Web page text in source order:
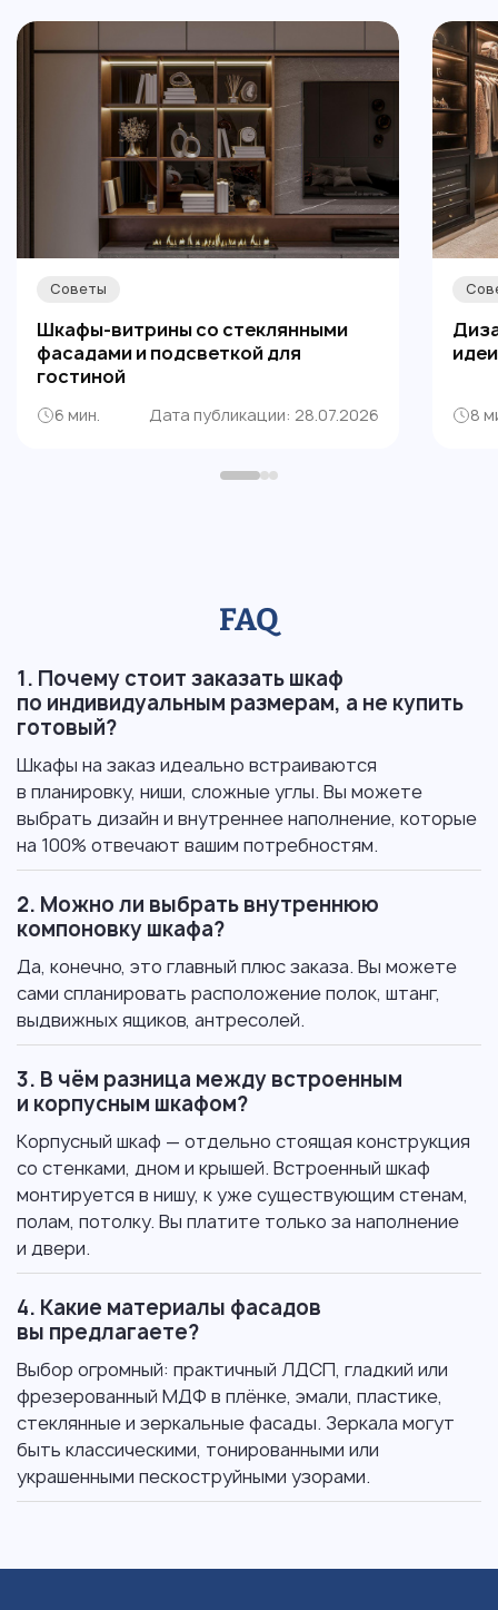
Советы
Шкафы-витрины со стеклянными
фасадами и подсветкой для
гостиной
6 мин. Дата публикации: 28.07.2026 8
FAQ
1. Почему стоит заказать шкаф
по индивидуальным размерам, а не купить
готовый?
Шкафы на заказ идеально встраиваются
в планировку, ниши, сложные углы. Вы можете
выбрать дизайн и внутреннее наполнение, которые
на 100% отвечают вашим потребностям.
2. Можно ли выбрать внутреннюю
компоновку шкафа?
Да, конечно, это главный плюс заказа. Вы можете
сами спланировать расположение полок, штанг,
выдвижных ящиков, антресолей.
3. В чём разница между встроенным
и корпусным шкафом?
Корпусный шкаф — отдельно стоящая конструкция
со стенками, дном и крышей. Встроенный шкаф
монтируется в нишу, к уже существующим стенам,
полам, потолку. Вы платите только за наполнение
и двери.
4. Какие материалы фасадов
вы предлагаете?
Выбор огромный: практичный ЛДСП, гладкий или
фрезерованный МДФ в плёнке, эмали, пластике,
стеклянные и зеркальные фасады. Зеркала могут
быть классическими, тонированными или
украшенными пескоструйными узорами.